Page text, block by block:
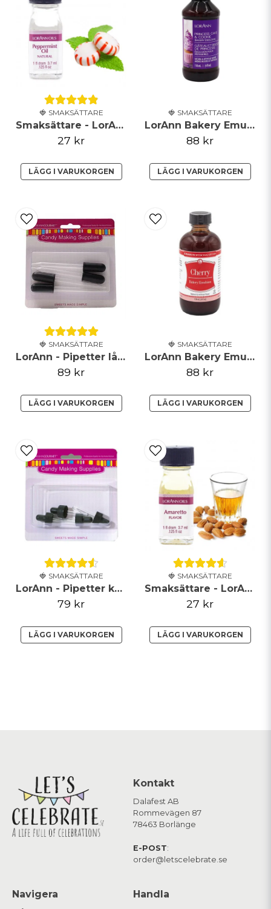
🍓 SMAKSÄTTARE
Smaksättare - LorAnn - Pepparmint
27 kr
LÄGG I VARUKORGEN
🍓 SMAKSÄTTARE
LorAnn Bakery Emulsion - Princess Cake & Cookie - 118ml
88 kr
LÄGG I VARUKORGEN
🍓 SMAKSÄTTARE
LorAnn - Pipetter lång - 4-pack
89 kr
LÄGG I VARUKORGEN
🍓 SMAKSÄTTARE
LorAnn Bakery Emulsion - Körsbär - 118ml
88 kr
LÄGG I VARUKORGEN
🍓 SMAKSÄTTARE
LorAnn - Pipetter kort (låsbar) - 4-pack
79 kr
LÄGG I VARUKORGEN
🍓 SMAKSÄTTARE
Smaksättare - LorAnn - Amaretto
27 kr
LÄGG I VARUKORGEN
Kontakt
Dalafest AB
Rommevägen 87
78463 Borlänge
E-POST:
order@letscelebrate.se
Navigera Handla